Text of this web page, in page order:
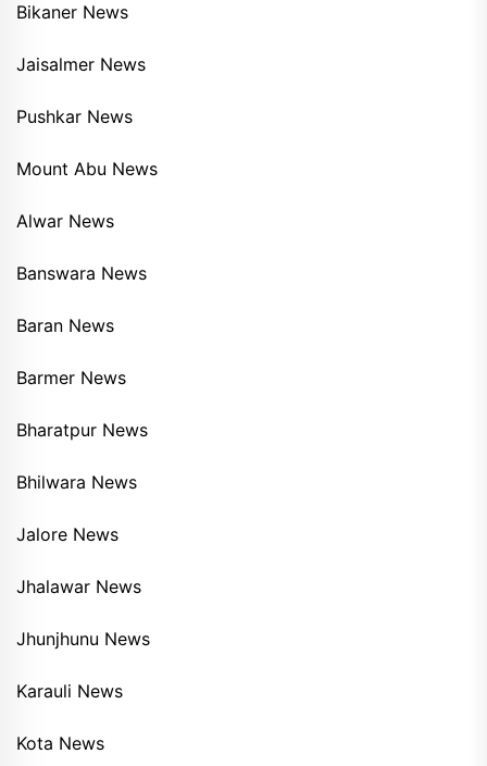
Bikaner News
Jaisalmer News
Pushkar News
Mount Abu News
Alwar News
Banswara News
Baran News
Barmer News
Bharatpur News
Bhilwara News
Jalore News
Jhalawar News
Jhunjhunu News
Karauli News
Kota News